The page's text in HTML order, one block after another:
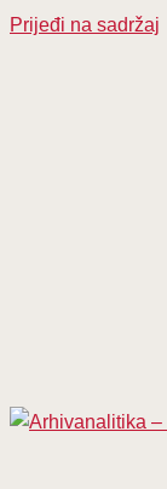
Prijeđi na sadržaj